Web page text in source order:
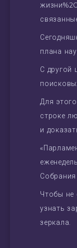
плана
С другой
Для
строке
и
Чтобы не
узнать
зеркала.